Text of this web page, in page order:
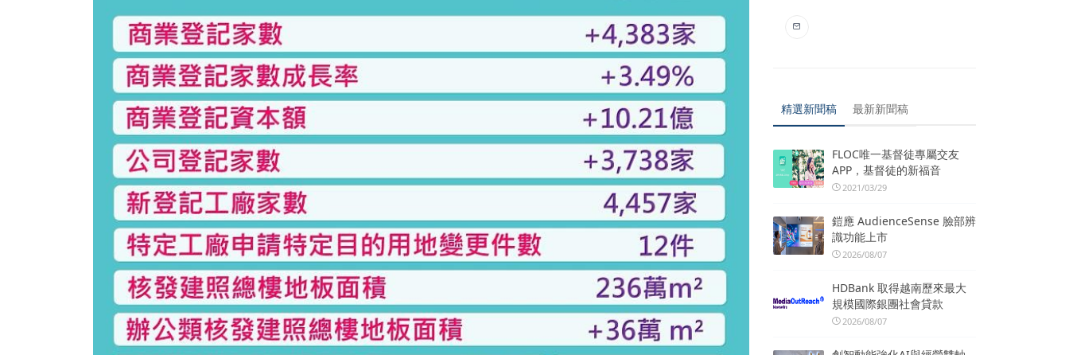
精選新聞稿 最新新聞稿
FLOC唯一基督徒專屬交友
APP，基督徒的新福音
2021/03/29
鎧應 AudienceSense 臉部辨
識功能上市
2026/08/07
HDBank 取得越南歷來最大
規模國際銀團社會貸款
2026/08/07